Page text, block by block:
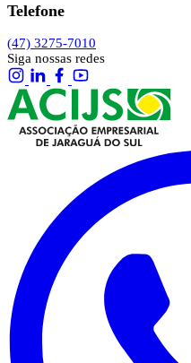
Telefone
(47) 3275-7010
Siga nossas redes